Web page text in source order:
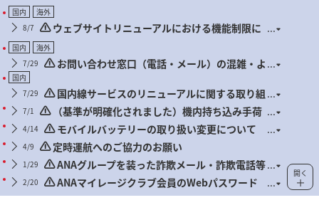
国内
海外
8/7
ウェブサイトリニューアルにおける機能制限に
ついて
国内
海外
7/29
お問い合わせ窓口（電話・メール）の混雑・よ
くあるお問い合わせについて
国内
7/29
国内線サービスのリニューアルに関する取り組
み状況について
7/1
（基準が明確化されました）機内持ち込み手荷
物および身の回り品に関するお願い（2026年7月1日搭乗
分より）
4/14
モバイルバッテリーの取り扱い変更について
（2026年4月24日搭乗分より）
4/9 定時運航へのご協力のお願い
1/29
ANAグループを装った詐欺メール・詐欺電話等
にご注意ください
2/20
ANAマイレージクラブ会員のWebパスワード
管理徹底のお願いとセキュリティ対策推奨のお知らせ
開く